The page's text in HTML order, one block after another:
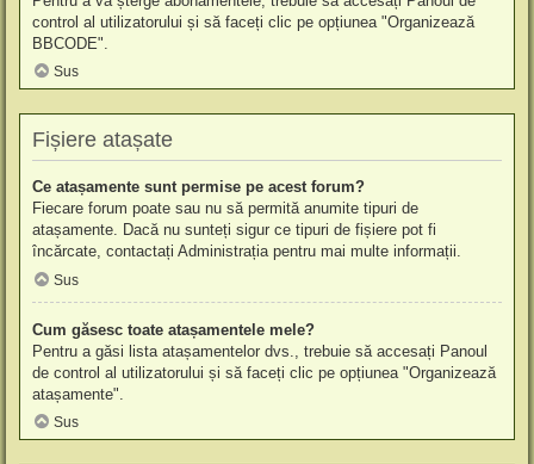
control al utilizatorului și să faceți clic pe opțiunea "Organizează
BBCODE".
Sus
Fișiere atașate
Ce atașamente sunt permise pe acest forum?
Fiecare forum poate sau nu să permită anumite tipuri de
atașamente. Dacă nu sunteți sigur ce tipuri de fișiere pot fi
încărcate, contactați Administrația pentru mai multe informații.
Sus
Cum găsesc toate atașamentele mele?
Pentru a găsi lista atașamentelor dvs., trebuie să accesați Panoul
de control al utilizatorului și să faceți clic pe opțiunea "Organizează
atașamente".
Sus